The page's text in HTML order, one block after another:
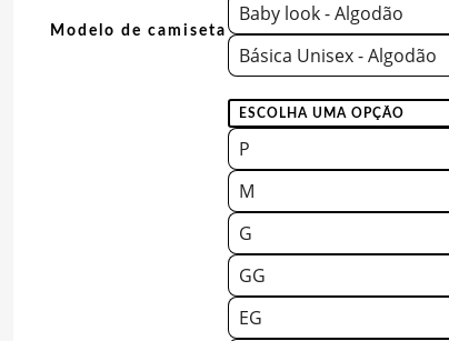
Modelo de camiseta
Baby look - Algodão
Básica Unisex - Algodão
P
M
G
GG
EG